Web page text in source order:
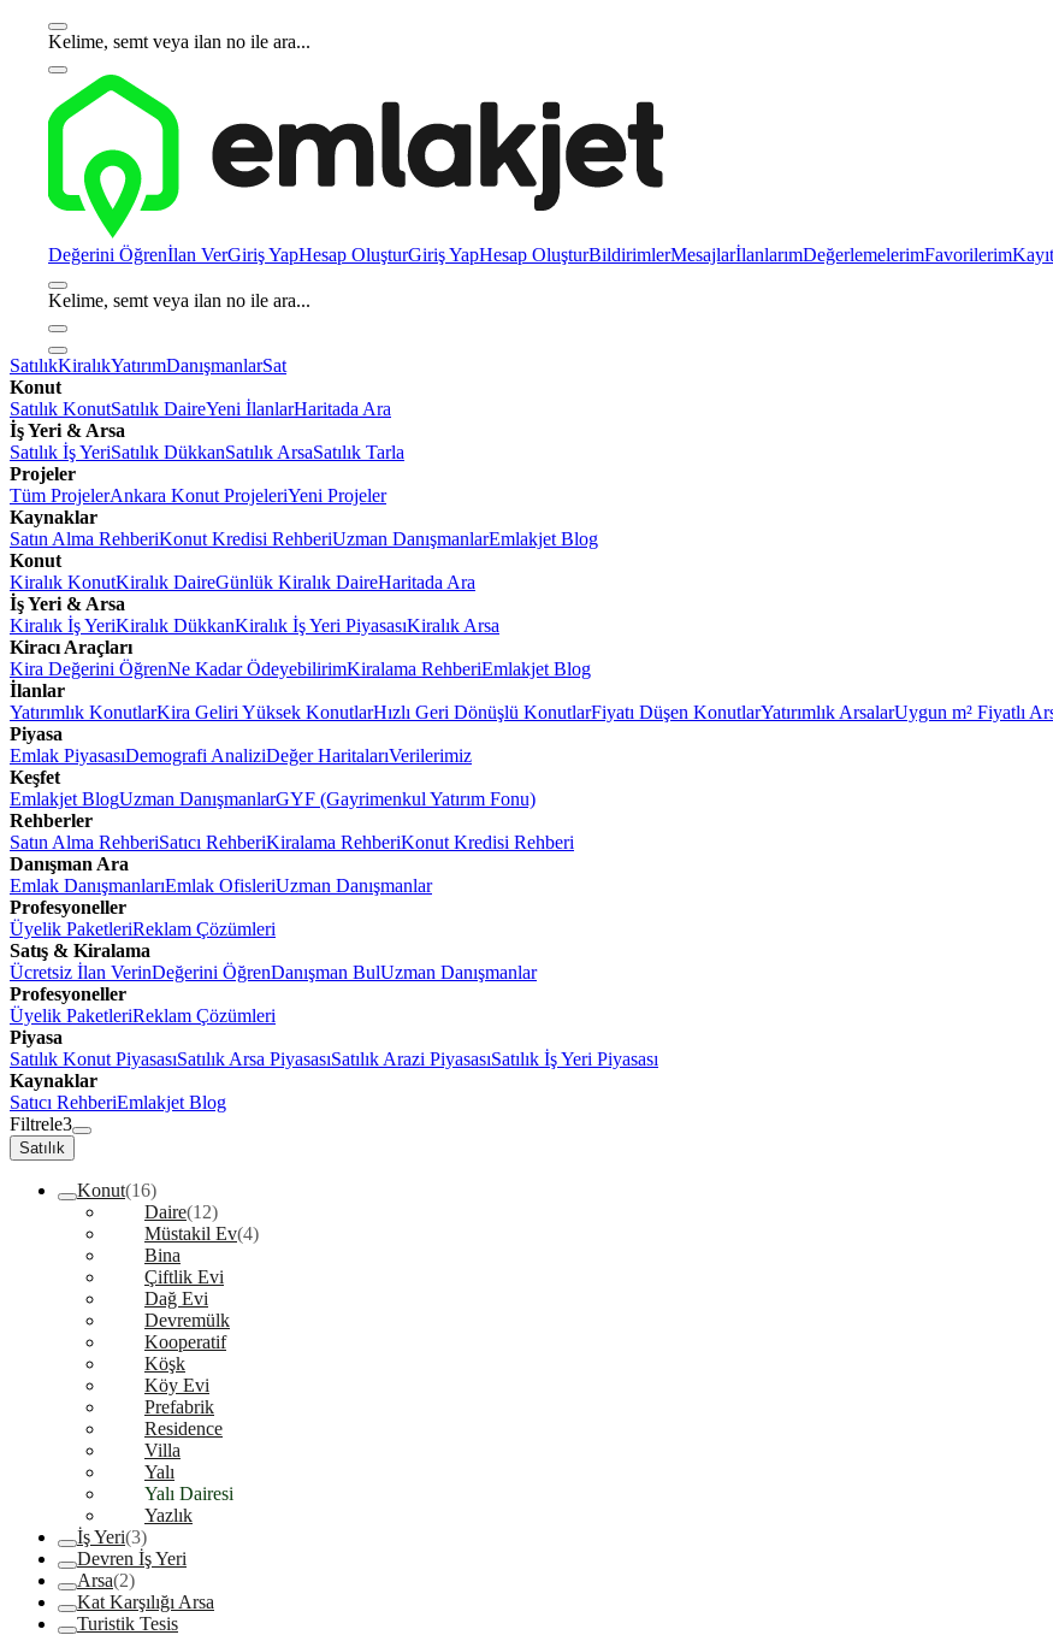
Kelime, semt veya ilan no ile ara...
Değerini Öğrenİlan VerGiriş YapHesap OluşturGiriş YapHesap OluşturBildirimlerMesajlarİlanlarımDeğerlemelerimFavorilerim
Kelime, semt veya ilan no ile ara...
SatılıkKiralıkYatırımDanışmanlarSat
Konut
Satılık KonutSatılık DaireYeni İlanlarHaritada Ara
İş Yeri & Arsa
Satılık İş YeriSatılık DükkanSatılık ArsaSatılık Tarla
Projeler
Tüm ProjelerAnkara Konut ProjeleriYeni Projeler
Kaynaklar
Satın Alma RehberiKonut Kredisi RehberiUzman DanışmanlarEmlakjet Blog
Konut
Kiralık KonutKiralık DaireGünlük Kiralık DaireHaritada Ara
İş Yeri & Arsa
Kiralık İş YeriKiralık DükkanKiralık İş Yeri PiyasasıKiralık Arsa
Kiracı Araçları
Kira Değerini ÖğrenNe Kadar ÖdeyebilirimKiralama RehberiEmlakjet Blog
İlanlar
Yatırımlık KonutlarKira Geliri Yüksek KonutlarHızlı Geri Dönüşlü KonutlarFiyatı Düşen KonutlarYatırımlık ArsalarUygun m² Fiyatlı
Piyasa
Emlak PiyasasıDemografi AnaliziDeğer HaritalarıVerilerimiz
Keşfet
Emlakjet BlogUzman DanışmanlarGYF (Gayrimenkul Yatırım Fonu)
Rehberler
Satın Alma RehberiSatıcı RehberiKiralama RehberiKonut Kredisi Rehberi
Danışman Ara
Emlak DanışmanlarıEmlak OfisleriUzman Danışmanlar
Profesyoneller
Üyelik PaketleriReklam Çözümleri
Satış & Kiralama
Ücretsiz İlan VerinDeğerini ÖğrenDanışman BulUzman Danışmanlar
Profesyoneller
Üyelik PaketleriReklam Çözümleri
Piyasa
Satılık Konut PiyasasıSatılık Arsa PiyasasıSatılık Arazi PiyasasıSatılık İş Yeri Piyasası
Kaynaklar
Satıcı RehberiEmlakjet Blog
Filtrele3
Satılık
Konut(16)
Daire(12)
Müstakil Ev(4)
Bina
Çiftlik Evi
Dağ Evi
Devremülk
Kooperatif
Köşk
Köy Evi
Prefabrik
Residence
Villa
Yalı
Yalı Dairesi
Yazlık
İş Yeri(3)
Devren İş Yeri
Arsa(2)
Kat Karşılığı Arsa
Turistik Tesis